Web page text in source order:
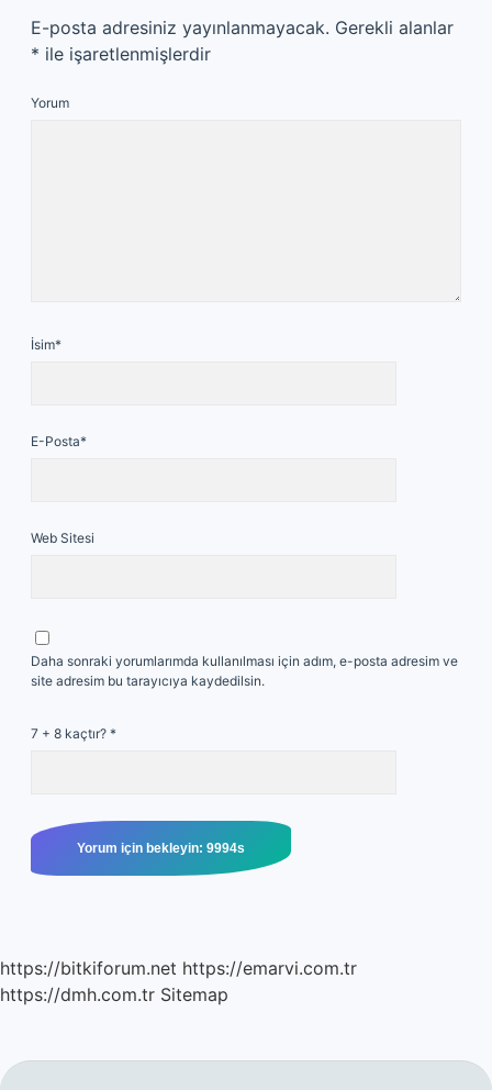
E-posta adresiniz yayınlanmayacak. Gerekli alanlar
* ile işaretlenmişlerdir
Yorum
İsim*
E-Posta*
Web Sitesi
Daha sonraki yorumlarımda kullanılması için adım, e-posta adresim ve
site adresim bu tarayıcıya kaydedilsin.
7 + 8 kaçtır? *
https://bitkiforum.net https://emarvi.com.tr
https://dmh.com.tr Sitemap